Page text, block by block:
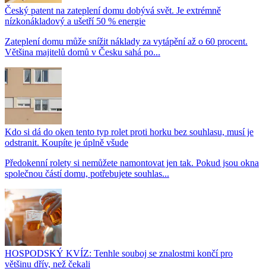
Český patent na zateplení domu dobývá svět. Je extrémně
nízkonákladový a ušetří 50 % energie
Zateplení domu může snížit náklady za vytápění až o 60 procent.
Většina majitelů domů v Česku sahá po...
Kdo si dá do oken tento typ rolet proti horku bez souhlasu, musí je
odstranit. Koupíte je úplně všude
Předokenní rolety si nemůžete namontovat jen tak. Pokud jsou okna
společnou částí domu, potřebujete souhlas...
HOSPODSKÝ KVÍZ: Tenhle souboj se znalostmi končí pro
většinu dřív, než čekali